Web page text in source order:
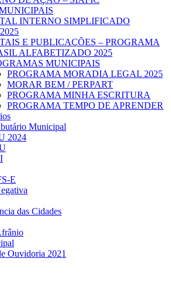
INTERNO SIMPLIFICADO
E PUBLICAÇÕES – PROGRAMA
ALFABETIZADO 2025
MUNICIPAIS
PROGRAMA MORADIA LEGAL 2025
MORAR BEM / PERPART
PROGRAMA MINHA ESCRITURA
PROGRAMA TEMPO DE APRENDER
Municipal
2024
E
das Cidades
Ouvidoria 2021